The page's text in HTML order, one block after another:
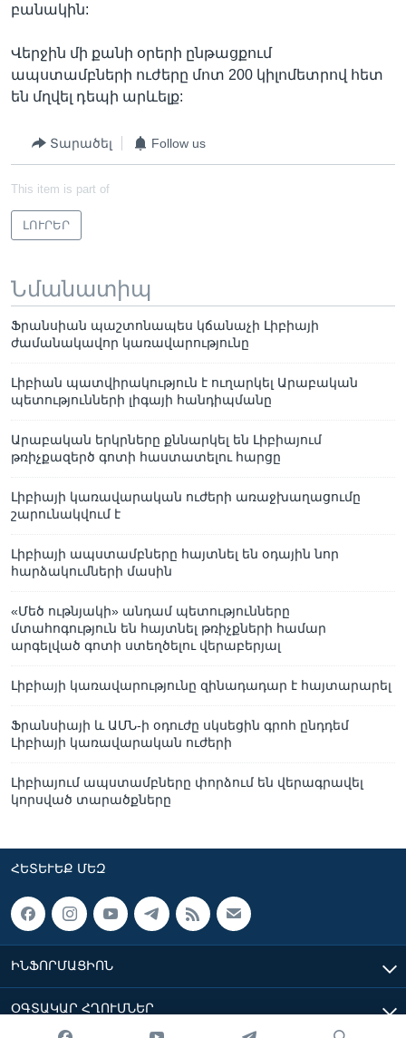
բանակին:
Վերջին մի քանի օրերի ընթացքում
ապստամբների ուժերը մոտ 200 կիլոմետրով հետ
են մղվել դեպի արևելք:
Տարածել Follow us
This item is part of
ԼՈՒՐԵՐ
Նմանատիպ
Ֆրանսիան պաշտոնապես կճանաչի Լիբիայի
ժամանակավոր կառավարությունը
Լիբիան պատվիրակություն է ուղարկել Արաբական
պետությունների լիգայի հանդիպմանը
Արաբական երկրները քննարկել են Լիբիայում
թռիչքազերծ գոտի հաստատելու հարցը
Լիբիայի կառավարական ուժերի առաջխաղացումը
շարունակվում է
Լիբիայի ապստամբները հայտնել են օդային նոր
հարձակումների մասին
«Մեծ ութնյակի» անդամ պետությունները
մտահոգություն են հայտնել թռիչքների համար
արգելված գոտի ստեղծելու վերաբերյալ
Լիբիայի կառավարությունը զինադադար է հայտարարել
Ֆրանսիայի և ԱՄՆ-ի օդուժը սկսեցին գրոհ ընդդեմ
Լիբիայի կառավարական ուժերի
Լիբիայում ապստամբները փորձում են վերագրավել
կորսված տարածքները
ՀԵՏԵՒԵՔ ՄԵԶ
ԻՆՖՈՐՄԱՑԻՈՆ
ՕԳՏԱԿԱՐ ՀՂՈՒՄՆԵՐ